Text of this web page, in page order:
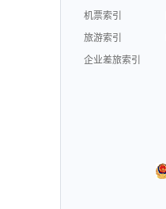
机票索引
旅游索引
企业差旅索引